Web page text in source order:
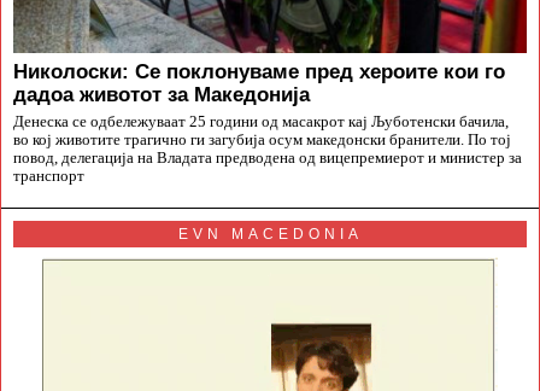
Николоски: Се поклонуваме пред хероите кои го
дадоа животот за Македонија
Денеска се одбележуваат 25 години од масакрот кај Љуботенски бачила,
во кој животите трагично ги загубија осум македонски бранители. По тој
повод, делегација на Владата предводена од вицепремиерот и министер за
транспорт
EVN MACEDONIA